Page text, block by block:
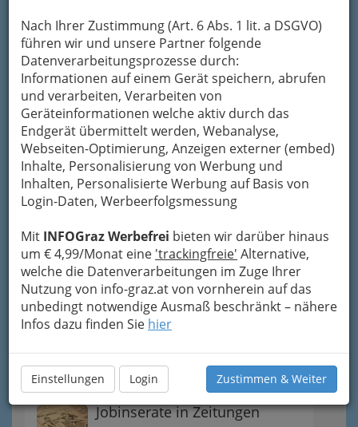
Nach Ihrer Zustimmung (Art. 6 Abs. 1 lit. a DSGVO)
führen wir und unsere Partner folgende
Datenverarbeitungsprozesse durch:
Informationen auf einem Gerät speichern, abrufen
und verarbeiten, Verarbeiten von
Geräteinformationen welche aktiv durch das
Endgerät übermittelt werden, Webanalyse,
Webseiten-Optimierung, Anzeigen externer (embed)
Inhalte, Personalisierung von Werbung und
Inhalten, Personalisierte Werbung auf Basis von
Login-Daten, Werbeerfolgsmessung
Mit INFOGraz Werbefrei bieten wir darüber hinaus
um € 4,99/Monat eine 'trackingfreie' Alternative,
welche die Datenverarbeitungen im Zuge Ihrer
Nutzung von info-graz.at von vornherein auf das
unbedingt notwendige Ausmaß beschränkt – nähere
Infos dazu finden Sie hier
Einstellungen Login Zustimmen & Weiter
Navigation
Jobbörse: Jobs in Graz und
Umgebung, Arbeit in der
Steiermark
Personaldienstleister
Arbeitskräfteüberlasser
Arbeitskräftevermittler
Studentenjobs - Jobs für
Studierende
Aus- u. Weiterbildung
Unternehmensberatung
Jobangebote von Firmen
Jobinserate in Zeitungen